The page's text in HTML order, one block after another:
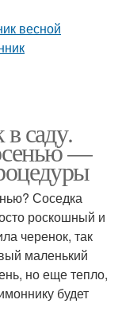
саду.
—
Соседка
роскошный и
черенок, так
маленький
но еще тепло,
будет